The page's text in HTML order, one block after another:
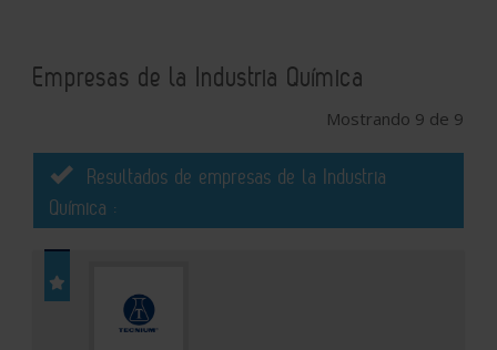
Empresas de la Industria Química
Mostrando 9 de 9
Resultados de empresas de la Industria
Química :